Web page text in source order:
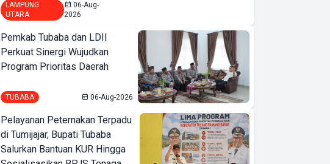
LAMPUNG
UTARA
06-Aug-
2026
Pemkab Tubaba dan LDII
Perkuat Sinergi Wujudkan
Program Prioritas Daerah
TUBABA 06-Aug-2026
Pelayanan Peternakan Terpadu
di Tumijajar, Bupati Tubaba
Salurkan Bantuan KUR Hingga